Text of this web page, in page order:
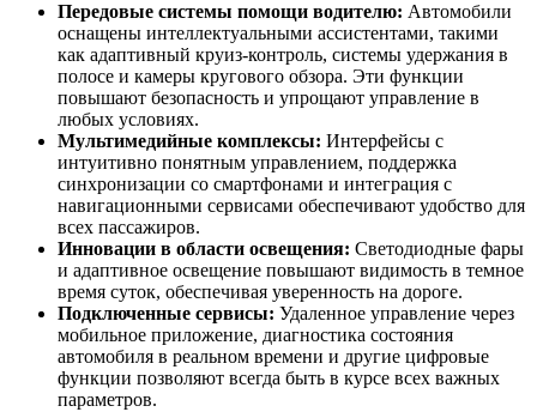
Передовые системы помощи водителю: Автомобили
оснащены интеллектуальными ассистентами, такими
как адаптивный круиз-контроль, системы удержания в
полосе и камеры кругового обзора. Эти функции
повышают безопасность и упрощают управление в
любых условиях.
Мультимедийные комплексы: Интерфейсы с
интуитивно понятным управлением, поддержка
синхронизации со смартфонами и интеграция с
навигационными сервисами обеспечивают удобство для
всех пассажиров.
Инновации в области освещения: Светодиодные фары
и адаптивное освещение повышают видимость в темное
время суток, обеспечивая уверенность на дороге.
Подключенные сервисы: Удаленное управление через
мобильное приложение, диагностика состояния
автомобиля в реальном времени и другие цифровые
функции позволяют всегда быть в курсе всех важных
параметров.